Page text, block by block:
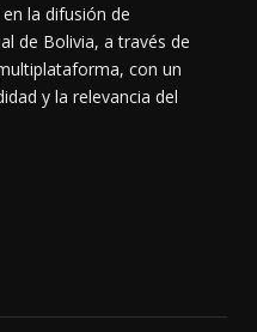
la difusión de
de Bolivia, a través de
con un
y la relevancia del